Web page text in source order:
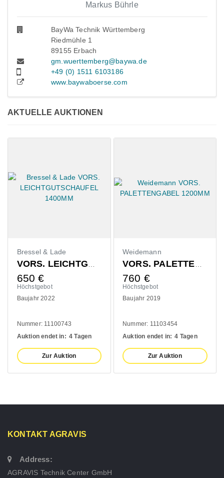
Markus Bührle
BayWa Technik Württemberg
Riedmühle 1
89155 Erbach
gm.wuerttemberg@baywa.de
+49 (0) 1511 6103186
www.baywaboerse.com
AKTUELLE AUKTIONEN
Bressel & Lade
VORS. LEICHTGUTSCHAUFEL 1400MM
650 €
Höchstgebot
Baujahr 2022
Nummer: 11100743
Auktion endet in: 4 Tagen
Zur Auktion
Weidemann
VORS. PALETTENGABEL 1200MM
760 €
Höchstgebot
Baujahr 2019
Nummer: 11103454
Auktion endet in: 4 Tagen
Zur Auktion
KONTAKT AGRAVIS
Address:
AGRAVIS Technik Center GmbH